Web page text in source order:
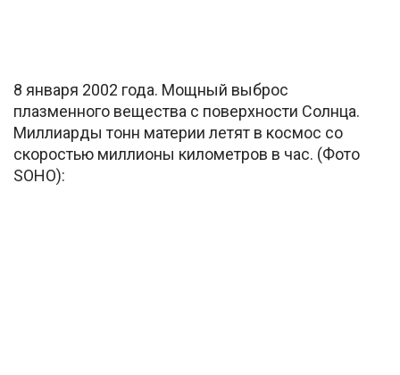
8 января 2002 года. Мощный выброс
плазменного вещества с поверхности Солнца.
Миллиарды тонн материи летят в космос со
скоростью миллионы километров в час. (Фото
SOHO):